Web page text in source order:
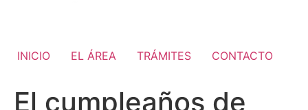
INICIO EL ÁREA TRÁMITES CONTACTO
El cumpleaños de